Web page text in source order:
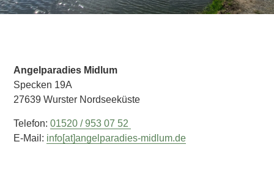
Angelparadies Midlum
Specken 19A
27639 Wurster Nordseeküste
Telefon:01520 / 953 07 52
E-Mail: info[at]angelparadies-midlum.de